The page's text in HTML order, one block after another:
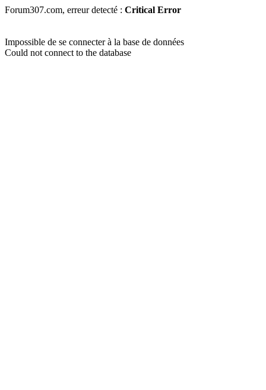
Forum307.com, erreur detecté : Critical Error
Impossible de se connecter à la base de données
Could not connect to the database